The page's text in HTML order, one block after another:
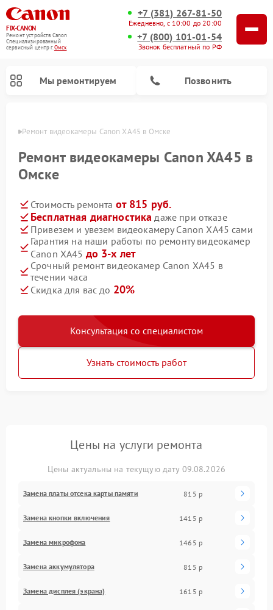
FIX-CANON
Ремонт устройств Canon
Специализированный
cервисный центр г.Омск
+7 (381) 267-81-50
Ежедневно, с 10:00 до 20:00
+7 (800) 101-01-54
Звонок бесплатный по РФ
Мы ремонтируем Позвонить
Ремонт видеокамеры Canon XA45 в Омске
Ремонт видеокамеры Canon XA45 в
Омске
Стоимость ремонта от 815 руб.
Бесплатная диагностика даже при отказе
Привезем и увезем видеокамеру Canon XA45 сами
Гарантия на наши работы по ремонту видеокамер
Canon XA45 до 3-х лет
Срочный ремонт видеокамер Canon XA45 в
течении часа
Скидка для вас до 20%
Консультация со специалистом
Узнать стоимость работ
Цены на услуги ремонта
Цены актуальны на текущую дату 09.08.2026
Замена платы отсека карты памяти 815 р
Замена кнопки включения 1415 р
Замена микрофона 1465 р
Замена аккумулятора 815 р
Замена дисплея (экрана) 1615 р